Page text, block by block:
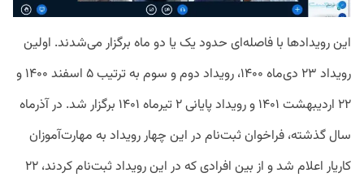
این رویدادها با فاصله‌ای حدود یک یا دو ماه برگزار می‌شدند. اولین
رویداد ۲۳ دی‌ماه ۱۴۰۰، رویداد دوم و سوم به ترتیب ۵ اسفند ۱۴۰۰ و
۲۲ اردیبهشت ۱۴۰۱ و رویداد پایانی ۲ تیرماه ۱۴۰۱ برگزار شد. در آذرماه
سال گذشته، فراخوان ثبت‌نام در این چهار رویداد به مهارت‌آموزان
کاریار اعلام شد و از بین افرادی که در این رویداد ثبت‌نام کردند، ۲۲